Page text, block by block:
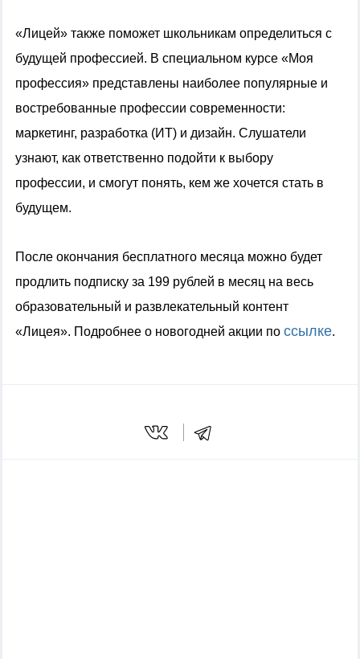
«Лицей» также поможет школьникам определиться с
будущей профессией. В специальном курсе «Моя
профессия» представлены наиболее популярные и
востребованные профессии современности:
маркетинг, разработка (ИТ) и дизайн. Слушатели
узнают, как ответственно подойти к выбору
профессии, и смогут понять, кем же хочется стать в
будущем.
После окончания бесплатного месяца можно будет
продлить подписку за 199 рублей в месяц на весь
образовательный и развлекательный контент
«Лицея». Подробнее о новогодней акции по ссылке.